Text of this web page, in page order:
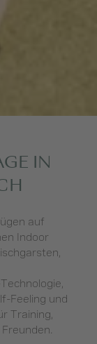
IN
auf
Indoor
Feeling und
Training,